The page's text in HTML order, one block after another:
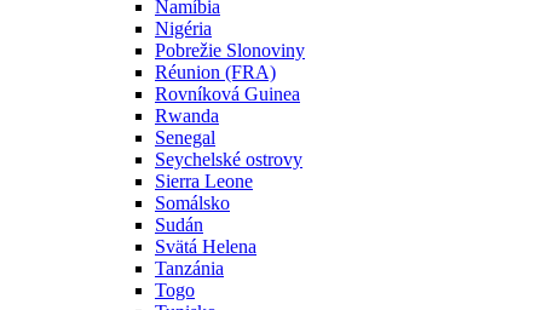
Namíbia
Nigéria
Pobrežie Slonoviny
Réunion (FRA)
Rovníková Guinea
Rwanda
Senegal
Seychelské ostrovy
Sierra Leone
Somálsko
Sudán
Svätá Helena
Tanzánia
Togo